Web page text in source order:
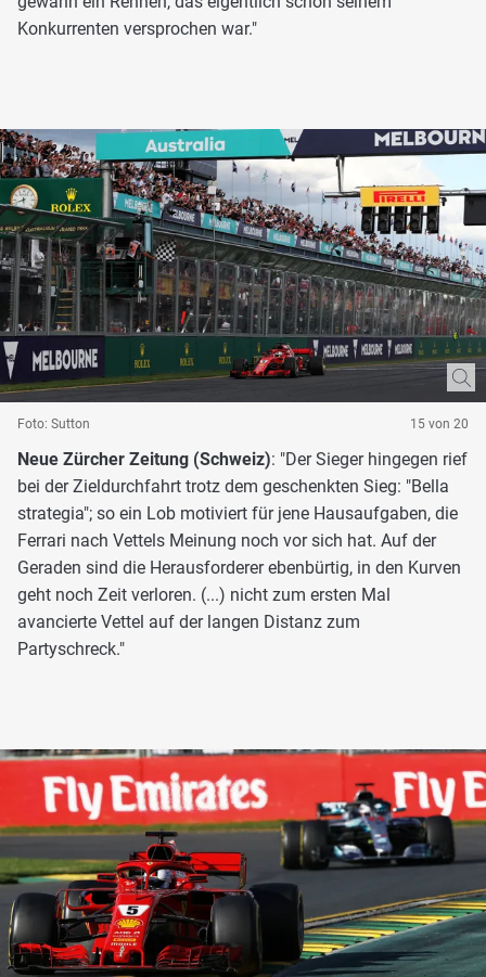
Konkurrenten versprochen war."
Foto: Sutton 15 von 20
Neue Zürcher Zeitung (Schweiz): "Der Sieger hingegen rief
bei der Zieldurchfahrt trotz dem geschenkten Sieg: "Bella
strategia"; so ein Lob motiviert für jene Hausaufgaben, die
Ferrari nach Vettels Meinung noch vor sich hat. Auf der
Geraden sind die Herausforderer ebenbürtig, in den Kurven
geht noch Zeit verloren. (...) nicht zum ersten Mal
avancierte Vettel auf der langen Distanz zum
Partyschreck."